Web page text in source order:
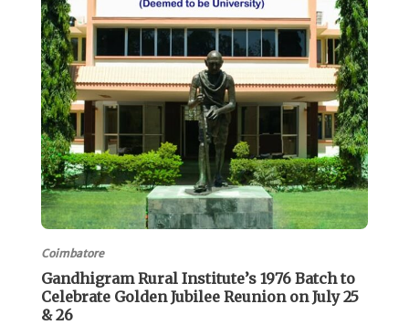
Coimbatore
Gandhigram Rural Institute’s 1976 Batch to
Celebrate Golden Jubilee Reunion on July 25
& 26